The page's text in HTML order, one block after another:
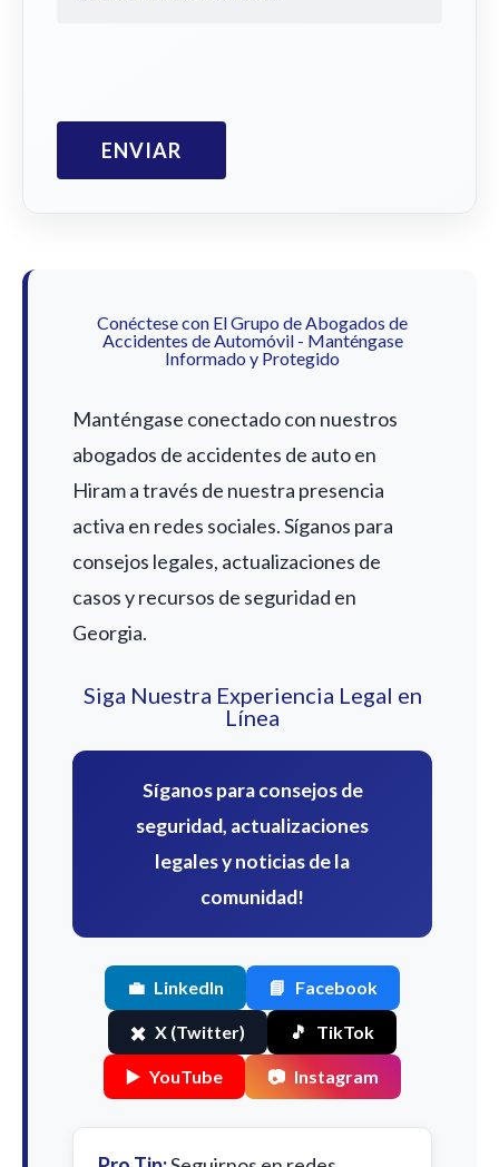
Conéctese con El Grupo de Abogados de
Accidentes de Automóvil - Manténgase
Informado y Protegido
Manténgase conectado con nuestros
abogados de accidentes de auto en
Hiram a través de nuestra presencia
activa en redes sociales. Síganos para
consejos legales, actualizaciones de
casos y recursos de seguridad en
Georgia.
Siga Nuestra Experiencia Legal en
Línea
Síganos para consejos de
seguridad, actualizaciones
legales y noticias de la
comunidad!
💼 LinkedIn 📘 Facebook
✖️ X (Twitter) 🎵 TikTok
▶️ YouTube 📷 Instagram